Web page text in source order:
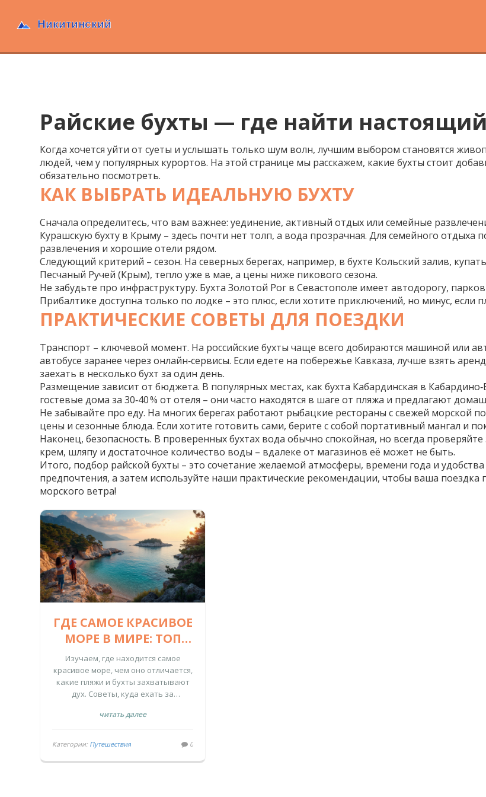
Райские бухты — где найти
Когда хочется уйти от суеты и услышать только шум волн, лучшим выбором становятся
людей, чем у популярных курортов. На этой странице мы расскажем, какие бухты стоит
обязательно посмотреть.
КАК ВЫБРАТЬ ИДЕАЛЬНУЮ БУХТУ
Сначала определитесь, что вам важнее: уединение, активный отдых или семейные
Курашскую бухту в Крыму – здесь почти нет толп, а вода прозрачная. Для семейного отдыха
развлечения и хорошие отели рядом.
Следующий критерий – сезон. На северных берегах, например, в бухте Кольский залив,
Песчаный Ручей (Крым), тепло уже в мае, а цены ниже пикового сезона.
Не забудьте про инфраструктуру. Бухта Золотой Рог в Севастополе имеет автодорогу,
Прибалтике доступна только по лодке – это плюс, если хотите приключений, но минус, если
ПРАКТИЧЕСКИЕ СОВЕТЫ ДЛЯ ПОЕЗДКИ
Транспорт – ключевой момент. На российские бухты чаще всего добираются машиной или
автобусе заранее через онлайн‑сервисы. Если едете на побережье Кавказа, лучше взять
заехать в несколько бухт за один день.
Размещение зависит от бюджета. В популярных местах, как бухта Кабардинская в
гостевые дома за 30‑40 % от отеля – они часто находятся в шаге от пляжа и предлагают
Не забывайте про еду. На многих берегах работают рыбацкие рестораны с свежей морской
цены и сезонные блюда. Если хотите готовить сами, берите с собой портативный мангал и
Наконец, безопасность. В проверенных бухтах вода обычно спокойная, но всегда
крем, шляпу и достаточное количество воды – вдалеке от магазинов её может не быть.
Итого, подбор райской бухты – это сочетание желаемой атмосферы, времени года и
предпочтения, а затем используйте наши практические рекомендации, чтобы ваша
морского ветра!
ГДЕ САМОЕ КРАСИВОЕ
МОРЕ В МИРЕ: ТОП
ЖИВОПИСНЫХ И
УДИВИТЕЛЬНЫХ
МЕСТ
Изучаем, где находится самое
красивое море, чем оно отличается,
какие пляжи и бухты захватывают
дух. Советы, куда ехать за
читать далее
Категории: Путешествия 0